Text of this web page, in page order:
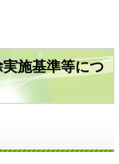
施基準等につ